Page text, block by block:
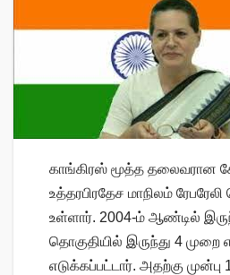
காங்கிரஸ் மூத்த தலைவரான
உத்தரபிரதேச மாநிலம்
உள்ளார். 2004-ம் ஆண்டில்
தொகுதியில் இருந்து 4 முறை
எடுக்கப்பட்டார். அதற்கு முன்பு